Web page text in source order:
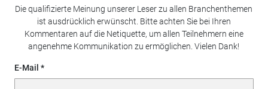
Die qualifizierte Meinung unserer Leser zu allen Branchenthemen
ist ausdrücklich erwünscht. Bitte achten Sie bei Ihren
Kommentaren auf die Netiquette, um allen Teilnehmern eine
angenehme Kommunikation zu ermöglichen. Vielen Dank!
E-Mail